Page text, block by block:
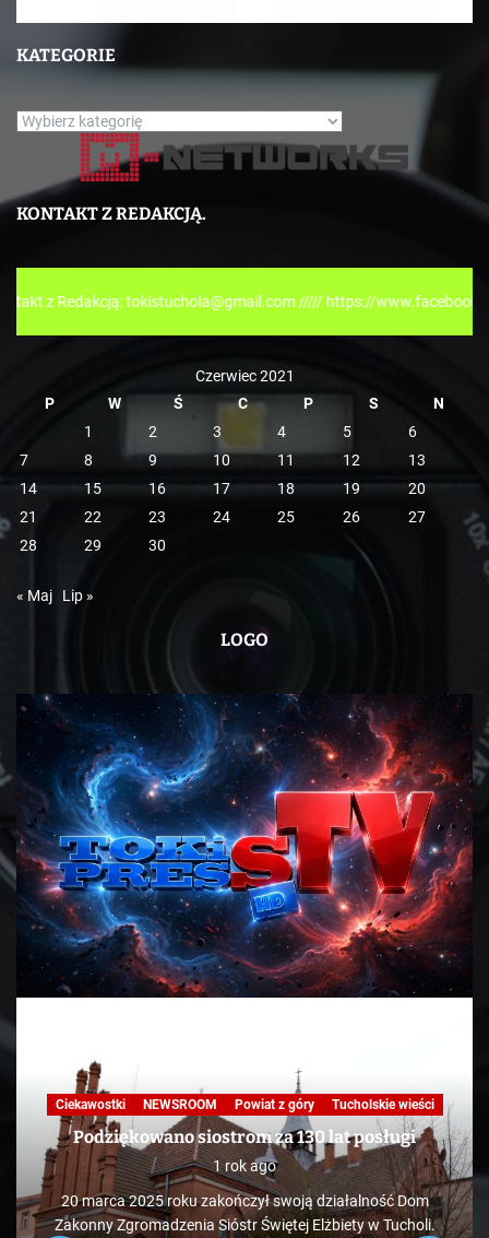
KATEGORIE
K
e
i
e
KONTAKT Z REDAKCJĄ.
tokistuchola@gmail.com ///// https://www.facebook.com/
Czerwiec 2021
P
W Ś C P S
N
1
2 3 4 5
6
7
8 9 10 11 12
13
14
15 16 17 18 19
20
21
22 23 24 25 26
27
28
29 30
« Maj Lip »
LOGO
Ciekawostki NEWSROOM Powiat z góry Tucholskie wieści
Podziękowano siostrom za 130 lat posługi
1 rok ago
20 marca 2025 roku zakończył swoją działalność Dom
Zakonny Zgromadzenia Sióstr Świętej Elżbiety w Tucholi.